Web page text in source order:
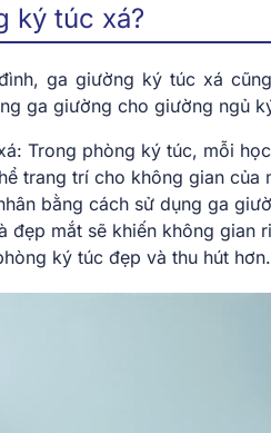
ký túc xá?
ga giường ký túc xá
ga giường cho giường ngủ
Trong phòng ký túc, mỗi
trang trí cho không gian của
bằng cách sử dụng ga
mắt sẽ khiến không gian
ký túc đẹp và thu hút hơn.